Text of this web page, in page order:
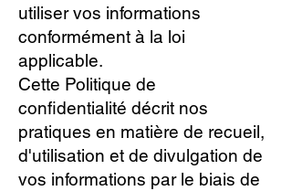
utiliser vos informations
conformément à la loi
applicable.
Cette Politique de
confidentialité décrit nos
pratiques en matière de recueil,
d'utilisation et de divulgation de
vos informations par le biais de